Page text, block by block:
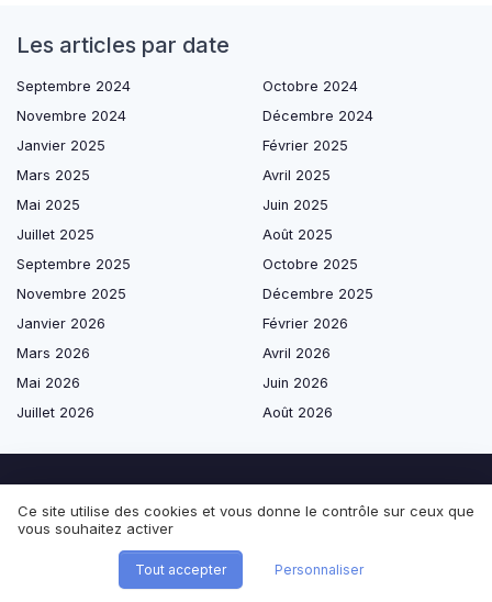
Les articles par date
Septembre 2024
Octobre 2024
Novembre 2024
Décembre 2024
Janvier 2025
Février 2025
Mars 2025
Avril 2025
Mai 2025
Juin 2025
Juillet 2025
Août 2025
Septembre 2025
Octobre 2025
Novembre 2025
Décembre 2025
Janvier 2026
Février 2026
Mars 2026
Avril 2026
Mai 2026
Juin 2026
Juillet 2026
Août 2026
Les plus lus
Les stratégies SEO IA pour optimiser l'expérience utilisateur
L'impact de l'intelligence artificielle sur l'optimisation des moteurs de
Ce site utilise des cookies et vous donne le contrôle sur ceux que
vous souhaitez activer
Tout accepter Personnaliser